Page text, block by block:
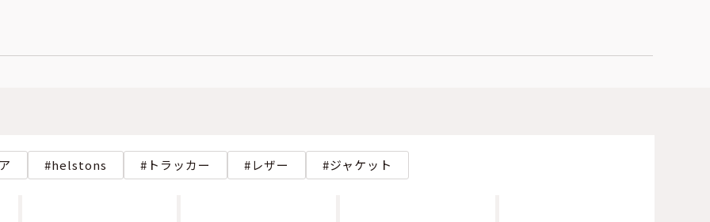
helstons トラッカー レザー ジャケット